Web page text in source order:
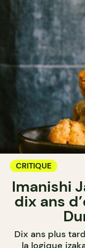
CRITIQUE
Imanishi
dix ans
Dix ans plus
la logique